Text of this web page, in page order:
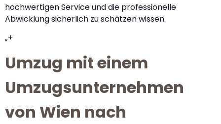
hochwertigen Service und die professionelle
Abwicklung sicherlich zu schätzen wissen.
„+
Umzug mit einem
Umzugsunternehmen
von Wien nach